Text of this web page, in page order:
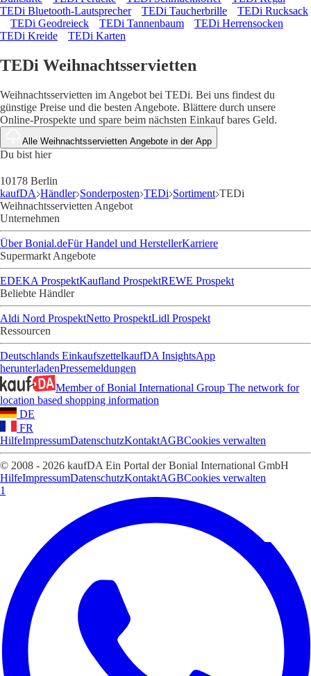
TEDi Bluetooth-Lautsprecher
TEDi Taucherbrille
TEDi Rucksack
TEDi Geodreieck
TEDi Tannenbaum
TEDi Herrensocken
TEDi Kreide
TEDi Karten
TEDi Weihnachtsservietten
Weihnachtsservietten im Angebot bei TEDi. Bei uns findest du
günstige Preise und die besten Angebote. Blättere durch unsere
Online-Prospekte und spare beim nächsten Einkauf bares Geld.
Alle Weihnachtsservietten Angebote in der App
Du bist hier
10178 Berlin
kaufDA Händler Sonderposten TEDi Sortiment TEDi
Weihnachtsservietten Angebot
Unternehmen
Über Bonial.deFür Handel und HerstellerKarriere
Supermarkt Angebote
EDEKA ProspektKaufland ProspektREWE Prospekt
Beliebte Händler
Aldi Nord ProspektNetto ProspektLidl Prospekt
Ressourcen
Deutschlands EinkaufszettelkaufDA InsightsApp
herunterladenPressemeldungen
Member of Bonial International Group The network for
location based shopping information
DE
FR
HilfeImpressumDatenschutzKontaktAGBCookies verwalten
© 2008 - 2026 kaufDA Ein Portal der Bonial International GmbH
HilfeImpressumDatenschutzKontaktAGBCookies verwalten
1